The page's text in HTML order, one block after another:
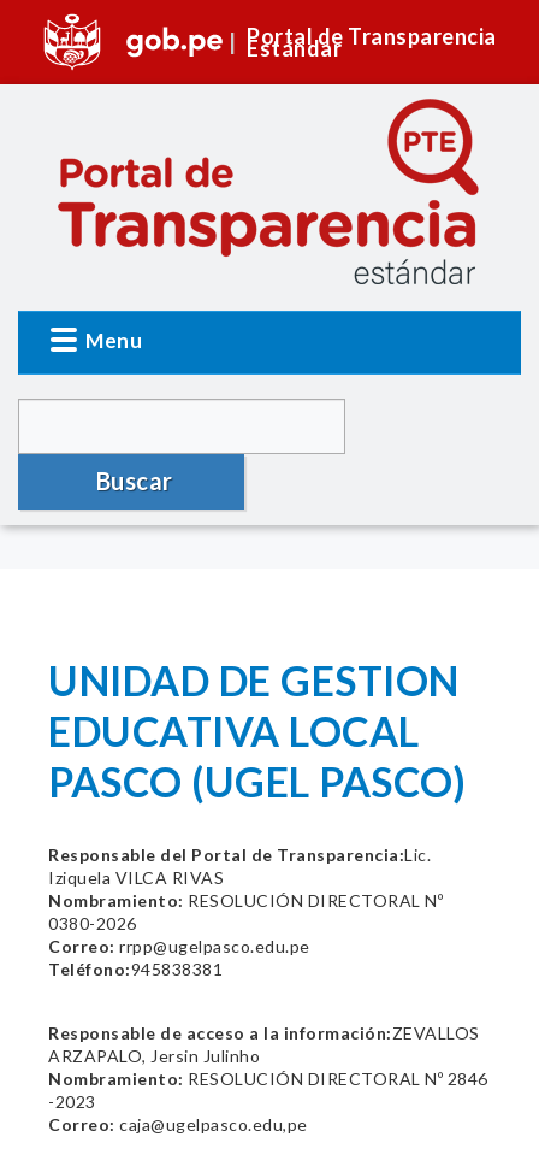
Portal de Transparencia
Estándar
Menu
Buscar
UNIDAD DE GESTION
EDUCATIVA LOCAL
PASCO (UGEL PASCO)
Responsable del Portal de Transparencia:Lic.
Iziquela VILCA RIVAS
Nombramiento: RESOLUCIÓN DIRECTORAL Nº
0380-2026
Correo: rrpp@ugelpasco.edu.pe
Teléfono:945838381
Responsable de acceso a la información:ZEVALLOS
ARZAPALO, Jersin Julinho
Nombramiento: RESOLUCIÓN DIRECTORAL Nº 2846
-2023
Correo: caja@ugelpasco.edu,pe